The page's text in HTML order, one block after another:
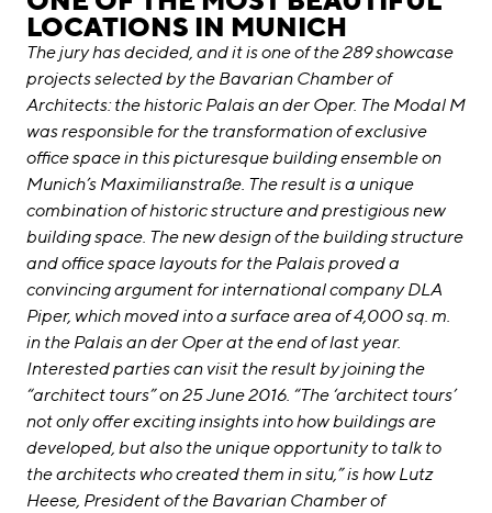
linkedininstagram
Deutsch
English
Imprint
LOCATIONS IN MUNICH
The jury has decided, and it is one of the 289 showcase
projects selected by the Bavarian Chamber of
Architects: the historic Palais an der Oper. The Modal M
was responsible for the transformation of exclusive
office space in this picturesque building ensemble on
Munich’s Maximilianstraße. The result is a unique
combination of historic structure and prestigious new
building space. The new design of the building structure
and office space layouts for the Palais proved a
convincing argument for international company DLA
Piper, which moved into a surface area of 4,000 sq. m.
in the Palais an der Oper at the end of last year.
Interested parties can visit the result by joining the
“architect tours” on 25 June 2016. “The ‘architect tours’
not only offer exciting insights into how buildings are
developed, but also the unique opportunity to talk to
the architects who created them in situ,” is how Lutz
Heese, President of the Bavarian Chamber of